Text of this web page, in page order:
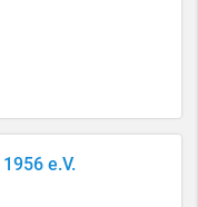
e.V.